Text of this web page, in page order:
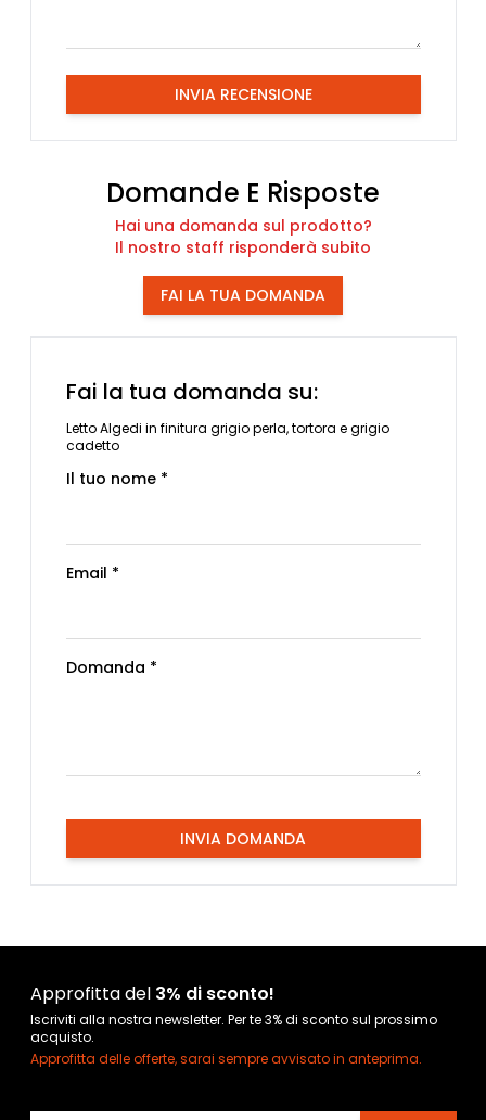
INVIA RECENSIONE
Domande E Risposte
Hai una domanda sul prodotto?
Il nostro staff risponderà subito
FAI LA TUA DOMANDA
Fai la tua domanda su:
Letto Algedi in finitura grigio perla, tortora e grigio
cadetto
Il tuo nome *
Email *
Domanda *
INVIA DOMANDA
Approfitta del 3% di sconto!
Iscriviti alla nostra newsletter. Per te 3% di sconto sul prossimo
acquisto.
Approfitta delle offerte, sarai sempre avvisato in anteprima.